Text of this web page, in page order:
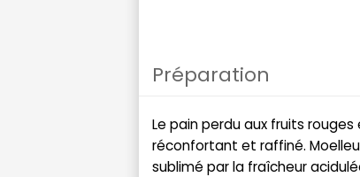
Préparation
Le pain perdu aux fruits
réconfortant et raffiné.
sublimé par la fraîcheur